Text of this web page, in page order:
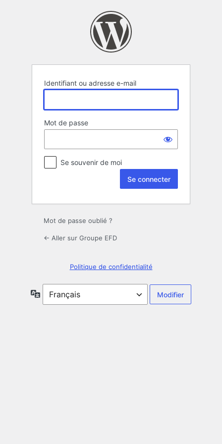
Identifiant ou adresse e-mail
Mot de passe
Se souvenir de moi
Mot de passe oublié ?
← Aller sur Groupe EFD
Politique de confidentialité
Langue